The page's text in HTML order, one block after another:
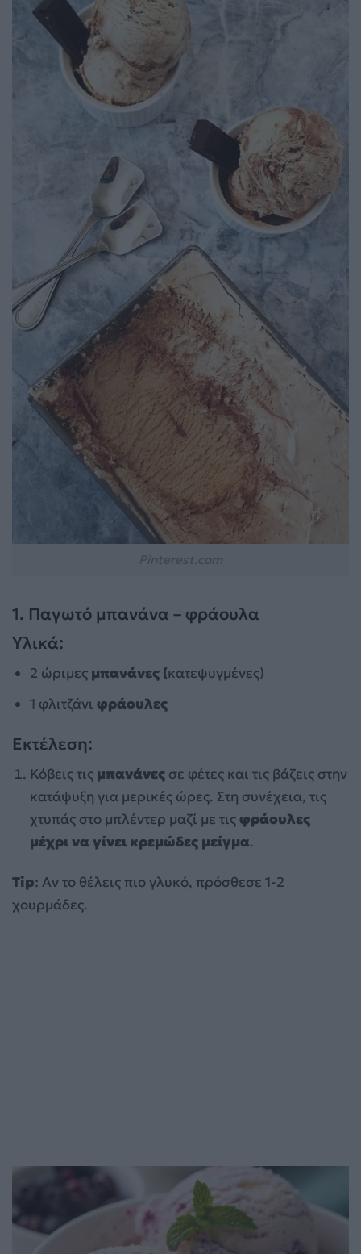
1. Παγωτό μπανάνα – φράουλα
Υλικά:
2 ώριμες μπανάνες (κατεψυγμένες)
1 φλιτζάνιφράουλες
Εκτέλεση:
Κόβεις τις μπανάνες σε φέτες και τις βάζεις στην
κατάψυξη για μερικές ώρες. Στη συνέχεια, τις
χτυπάς στο μπλέντερ μαζί με τιςφράουλες
μέχρι να γίνει κρεμώδες μείγμα.
Tip: Αν το θέλεις πιο γλυκό, πρόσθεσε 1-2
χουρμάδες.